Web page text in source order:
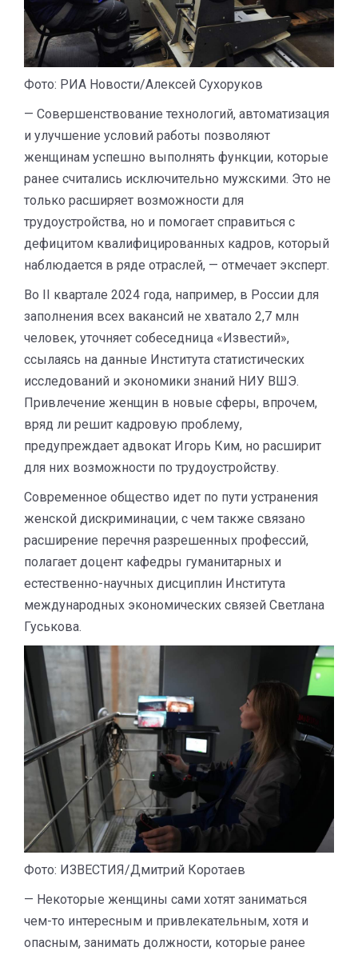
Фото: РИА Новости/Алексей Сухоруков
— Совершенствование технологий, автоматизация
и улучшение условий работы позволяют
женщинам успешно выполнять функции, которые
ранее считались исключительно мужскими. Это не
только расширяет возможности для
трудоустройства, но и помогает справиться с
дефицитом квалифицированных кадров, который
наблюдается в ряде отраслей, — отмечает эксперт.
Во II квартале 2024 года, например, в России для
заполнения всех вакансий не хватало 2,7 млн
человек, уточняет собеседница «Известий»,
ссылаясь на данные Института статистических
исследований и экономики знаний НИУ ВШЭ.
Привлечение женщин в новые сферы, впрочем,
вряд ли решит кадровую проблему,
предупреждает адвокат Игорь Ким, но расширит
для них возможности по трудоустройству.
Современное общество идет по пути устранения
женской дискриминации, с чем также связано
расширение перечня разрешенных профессий,
полагает доцент кафедры гуманитарных и
естественно-научных дисциплин Института
международных экономических связей Светлана
Гуськова.
Фото: ИЗВЕСТИЯ/Дмитрий Коротаев
— Некоторые женщины сами хотят заниматься
чем-то интересным и привлекательным, хотя и
опасным, занимать должности, которые ранее